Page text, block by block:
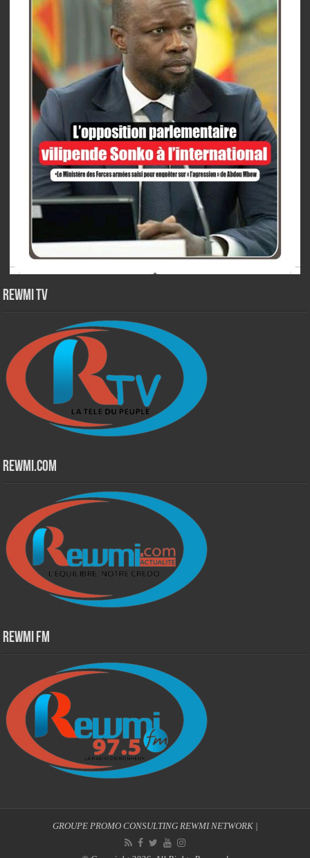
Rewmi TV
Rewmi.Com
Rewmi Fm
GROUPE PROMO CONSULTING REWMI NETWORK|